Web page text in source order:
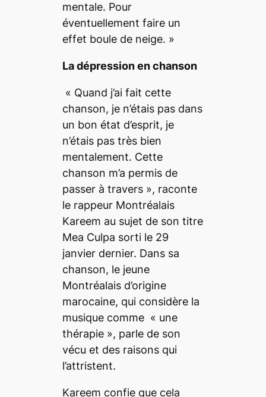
mentale. Pour
éventuellement faire un
effet boule de neige. »
La dépression en chanson
« Quand j’ai fait cette
chanson, je n’étais pas dans
un bon état d’esprit, je
n’étais pas très bien
mentalement. Cette
chanson m’a permis de
passer à travers», raconte
le rappeur Montréalais
Kareem au sujet de son titre
Mea Culpa sorti le 29
janvier dernier. Dans sa
chanson, le jeune
Montréalais d’origine
marocaine, qui considère la
musique comme « une
thérapie», parle de son
vécu et des raisons qui
l’attristent.
Kareem confie que cela